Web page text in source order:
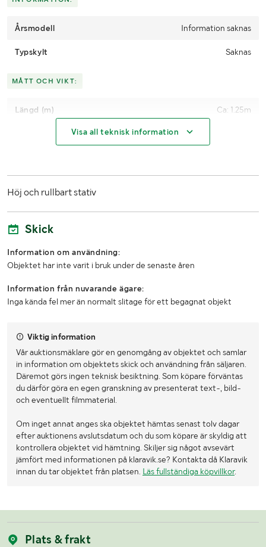
Årsmodell Information saknas
Typskylt Saknas
MÅTT OCH VIKT:
Längd (m) Ca: 1.25m
Visa all teknisk information
Höj och rullbart stativ
Skick
Information om användning:
Objektet har inte varit i bruk under de senaste åren
Information från nuvarande ägare:
Inga kända fel mer än normalt slitage för ett begagnat objekt
Viktig information
Vår auktionsmäklare gör en genomgång av objektet och samlar
in information om objektets skick och användning från säljaren.
Däremot görs ingen teknisk besiktning. Som köpare förväntas
du därför göra en egen granskning av presenterat text-, bild-
och eventuellt filmmaterial.
Om inget annat anges ska objektet hämtas senast tolv dagar
efter auktionens avslutsdatum och du som köpare är skyldig att
kontrollera objektet vid hämtning. Skiljer sig något avsevärt
jämfört med informationen på klaravik.se? Kontakta då Klaravik
innan du tar objektet från platsen. Läs fullständiga köpvillkor.
Plats & frakt